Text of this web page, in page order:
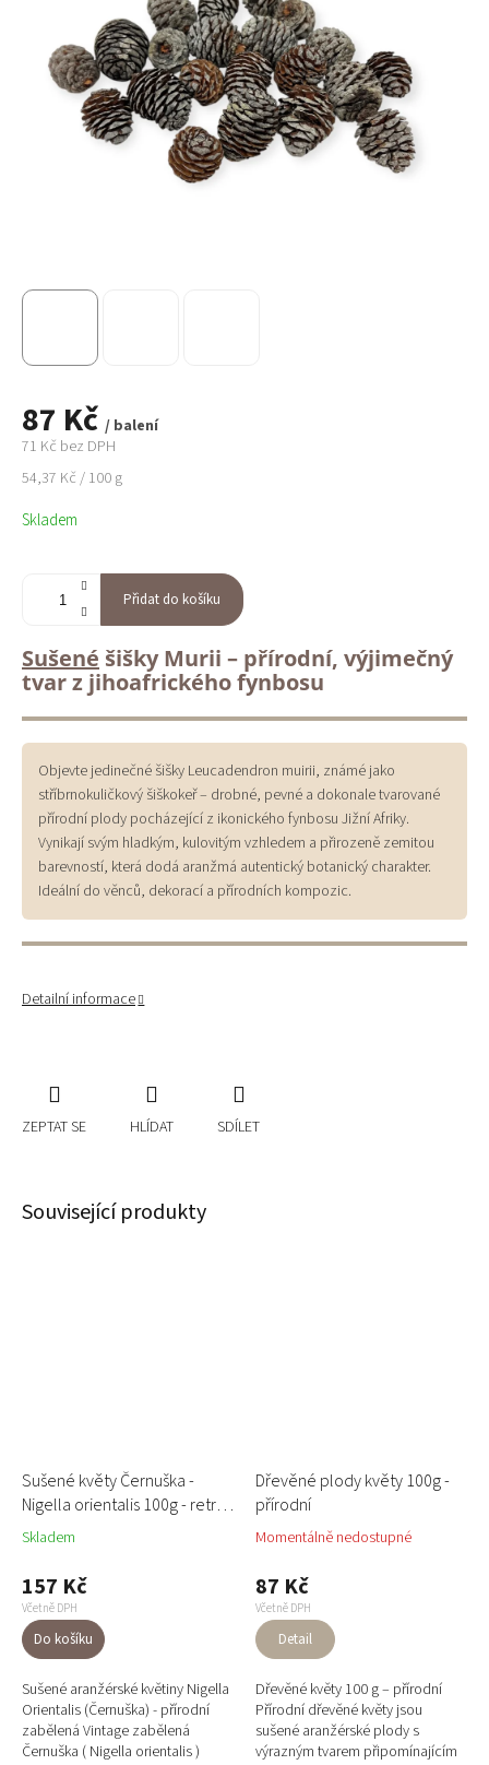
87 Kč / balení
71 Kč bez DPH
Měrná
54,37 Kč / 100 g
Skladem
Přidat do košíku
Sušené šišky Murii – přírodní, výjimečný
tvar z jihoafrického fynbosu
Objevte jedinečné šišky Leucadendron muirii, známé jako
stříbrnokuličkový šiškokeř – drobné, pevné a dokonale tvarované
přírodní plody pocházející z ikonického fynbosu Jižní Afriky.
Vynikají svým hladkým, kulovitým vzhledem a přirozeně zemitou
barevností, která dodá aranžmá autentický botanický charakter.
Ideální do věnců, dekorací a přírodních kompozic.
Detailní informace
ZEPTAT SE HLÍDAT SDÍLET
Související produkty
Sušené květy Černuška -
Nigella orientalis 100g - retro
zbělená
Skladem
157 Kč
Včetně DPH
Do košíku
Sušené aranžérské květiny Nigella
Orientalis (Černuška) - přírodní
zabělená Vintage zabělená
Černuška ( Nigella orientalis )
Dřevěné plody květy 100g -
přírodní
Momentálně nedostupné
87 Kč
Včetně DPH
Detail
Dřevěné květy 100 g – přírodní
Přírodní dřevěné květy jsou
sušené aranžérské plody s
výrazným tvarem připomínajícím